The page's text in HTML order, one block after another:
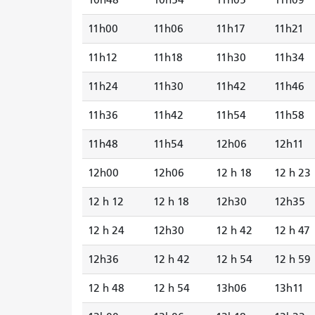
11h00 11h06 11h17 11h21
11h12 11h18 11h30 11h34
11h24 11h30 11h42 11h46
11h36 11h42 11h54 11h58
11h48 11h54 12h06 12h11
12h00 12h06 12 h 18 12 h 23
12 h 12 12 h 18 12h30 12h35
12 h 24 12h30 12 h 42 12 h 47
12h36 12 h 42 12 h 54 12 h 59
12 h 48 12 h 54 13h06 13h11